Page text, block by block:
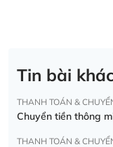
Tin bài
THANH TOÁN &
Chuyển tiền thông
THANH TOÁN &